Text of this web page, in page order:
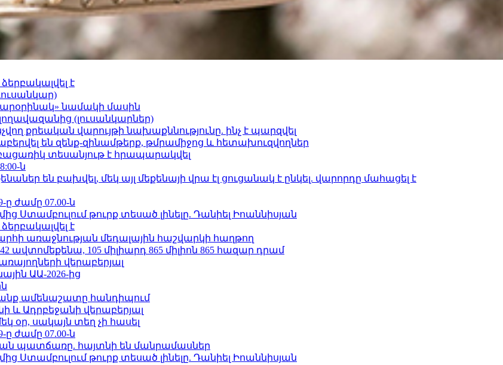
է
նամակի մասին
(լուսանկարներ)
քրեական վարույթի նախաքննությունը. ինչ է պարզվել
են զենք-զինամթերք, թմրամիջոց և հետախուզվողներ
բացառիկ տեսանյութ է հրապարակվել
ն
են բախվել, մեկ այլ մեքենայի վրա էլ ցուցանակ է ընկել. վարորդը մահացել է
ը ժամը 07.00-ն
Ստամբուլում թուրք տեսած լինելը. Դանիել Իոաննիսյան
է
առաջնության մեդալային հաշվարկի հաղթող
ավտոմեքենա, 105 միլիարդ 865 միլիոն 865 հազար դրամ
վերաբերյալ
ԱԱ-2026-ից
ամենաշատը հանդիպում
և Ադրբեջանի վերաբերյալ
օր, սակայն տեղ չի հասել
ը ժամը 07.00-ն
պատճառը. հայտնի են մանրամասներ
Ստամբուլում թուրք տեսած լինելը. Դանիել Իոաննիսյան